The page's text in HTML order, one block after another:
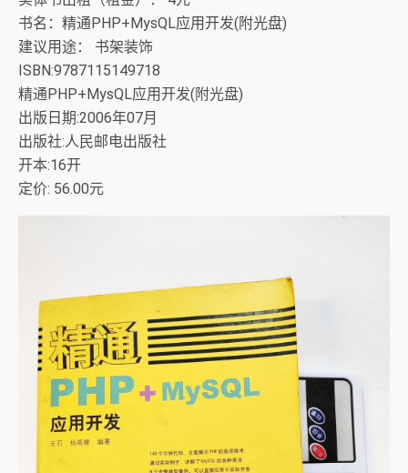
书名：精通PHP+MysQL应用开发(附光盘)
建议用途： 书架装饰
ISBN:9787115149718
精通PHP+MysQL应用开发(附光盘)
出版日期:2006年07月
出版社:人民邮电出版社
开本:16开
定价: 56.00元